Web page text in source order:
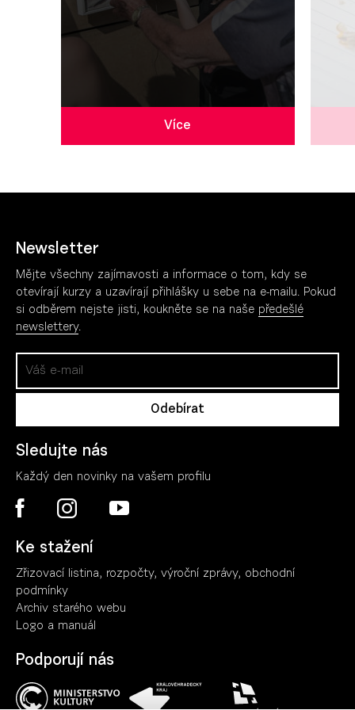
Více
Newsletter
Mějte všechny zajímavosti a informace o tom, kdy se
otevírají kurzy a uzavírají přihlášky u sebe na e-mailu. Pokud
si odběrem nejste jisti, koukněte se na naše předešlé
newslettery.
Sledujte nás
Každý den novinky na vašem profilu
Ke stažení
Zřizovací listina, rozpočty, výroční zprávy, obchodní
podmínky
Archiv starého webu
Logo a manuál
Podporují nás